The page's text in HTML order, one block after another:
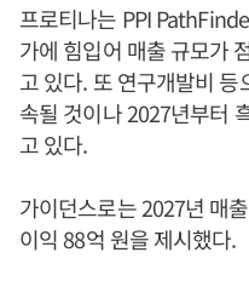
프로티나는 PPI
가에 힘입어 매출 규모가
고 있다. 또 연구개발비
속될 것이나 2027년부터
고 있다.
가이던스로는 2027년 매
이익 88억 원을 제시했다.